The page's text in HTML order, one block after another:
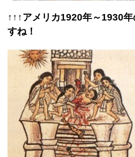
↑↑↑アメリカ1920年～1930
すね！